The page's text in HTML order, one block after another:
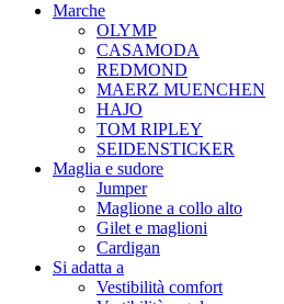
Marche
OLYMP
CASAMODA
REDMOND
MAERZ MUENCHEN
HAJO
TOM RIPLEY
SEIDENSTICKER
Maglia e sudore
Jumper
Maglione a collo alto
Gilet e maglioni
Cardigan
Si adatta a
Vestibilità comfort